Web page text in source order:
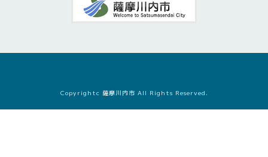
Copyrightc 薩摩川内市 All Rights Reserved.